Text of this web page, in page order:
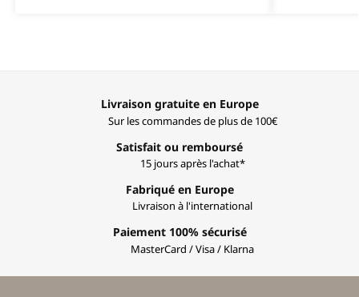
Livraison gratuite en Europe
Sur les commandes de plus de 100€
Satisfait ou remboursé
15 jours après l'achat*
Fabriqué en Europe
Livraison à l'international
Paiement 100% sécurisé
MasterCard / Visa / Klarna